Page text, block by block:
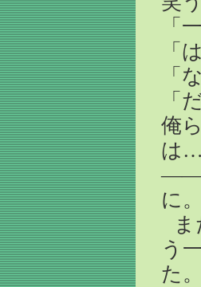
「
「
「
「
俺
は
――
に。
う
た。